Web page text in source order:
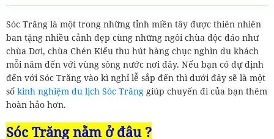
Sóc Trăng là một trong những tỉnh miền tây được thiên nhiên
ban tặng nhiều cảnh đẹp cùng những ngôi chùa độc đáo như
chùa Dơi, chùa Chén Kiểu thu hút hàng chục nghìn du khách
mỗi năm đến với vùng sông nước nơi đây. Nếu bạn có dự định
đến với Sóc Trăng vào kì nghỉ lễ sắp đến thì dưới đây sẽ là một
số kinh nghiệm du lịch Sóc Trăng giúp chuyến đi của bạn thêm
hoàn hảo hơn.
Sóc Trăng nằm ở đâu ?